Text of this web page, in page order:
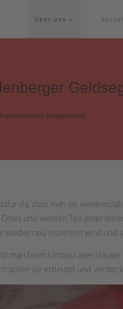
Über uns
Kriegskasse
da, dass man sie
und werden Teil einer
wieder neu inszeniert wird und
man beim Umbau alter
sollen sie erbeutet und